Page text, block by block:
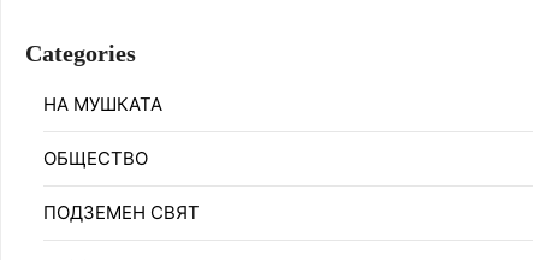
Categories
НА МУШКАТА
ОБЩЕСТВО
ПОДЗЕМЕН СВЯТ